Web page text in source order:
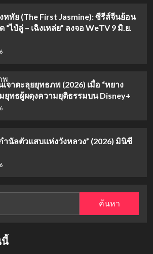
หทัย (The First Jasmine): ซีรีส์จีนย้อน
ไป๋ลู่ – เฉิงเหล่ย” ลงจอ WeTV 9 มิ.ย.
จาตะลุยยุทธภพ (2026) เมื่อ “หยาง
ยุทธผู้ผดุงความยุติธรรมบน Disney+
ำนัลตัวแสบแห่งวังหลวง” (2026) มินิซี
นี้